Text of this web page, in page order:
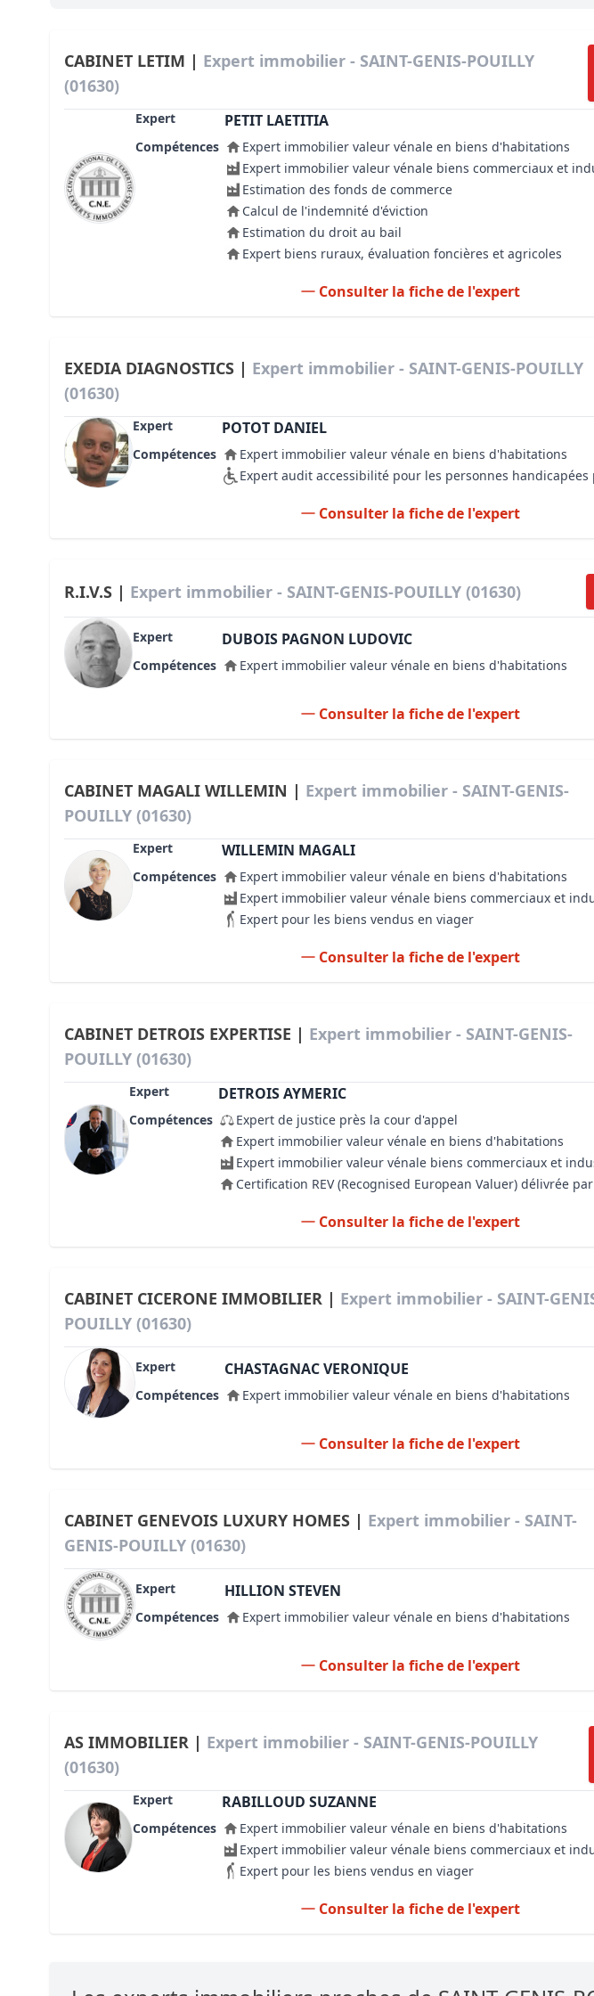
Règles d’urbanisme
Lecture et compréhension d’un Plan Local d’Urbanisme (PLU)
Droit de l'environnement et de l'immobilier
Estimer le droit au bail
Expertise pré-
CABINET LETIM | Expert immobilier - SAINT-GENIS-POUILLY
(01630)
Expert PETIT LAETITIA
Compétences
Expert immobilier valeur vénale en biens d'habitations
Expert immobilier valeur vénale biens commerciaux et
Estimation des fonds de commerce
Calcul de l'indemnité d'éviction
Estimation du droit au bail
Expert biens ruraux, évaluation foncières et agricoles
Consulter la fiche de l'expert
EXEDIA DIAGNOSTICS | Expert immobilier - SAINT-GENIS-POUILLY
(01630)
Expert POTOT DANIEL
Compétences
Expert immobilier valeur vénale en biens d'habitations
Expert audit accessibilité pour les personnes handicapées
Consulter la fiche de l'expert
R.I.V.S | Expert immobilier - SAINT-GENIS-POUILLY (01630)
Expert DUBOIS PAGNON LUDOVIC
Compétences Expert immobilier valeur vénale en biens d'habitations
Consulter la fiche de l'expert
CABINET MAGALI WILLEMIN | Expert immobilier - SAINT-GENIS-
POUILLY (01630)
Expert WILLEMIN MAGALI
Compétences
Expert immobilier valeur vénale en biens d'habitations
Expert immobilier valeur vénale biens commerciaux et
Expert pour les biens vendus en viager
Consulter la fiche de l'expert
CABINET DETROIS EXPERTISE | Expert immobilier - SAINT-GENIS-
POUILLY (01630)
Expert DETROIS AYMERIC
Compétences
Expert de justice près la cour d'appel
Expert immobilier valeur vénale en biens d'habitations
Expert immobilier valeur vénale biens commerciaux et
Certification REV (Recognised European Valuer) délivrée par
Consulter la fiche de l'expert
CABINET CICERONE IMMOBILIER | Expert immobilier - SAINT-
POUILLY (01630)
Expert CHASTAGNAC VERONIQUE
Compétences Expert immobilier valeur vénale en biens d'habitations
Consulter la fiche de l'expert
CABINET GENEVOIS LUXURY HOMES | Expert immobilier - SAINT-
GENIS-POUILLY (01630)
Expert HILLION STEVEN
Compétences Expert immobilier valeur vénale en biens d'habitations
Consulter la fiche de l'expert
AS IMMOBILIER | Expert immobilier - SAINT-GENIS-POUILLY
(01630)
Expert RABILLOUD SUZANNE
Compétences
Expert immobilier valeur vénale en biens d'habitations
Expert immobilier valeur vénale biens commerciaux et
Expert pour les biens vendus en viager
Consulter la fiche de l'expert